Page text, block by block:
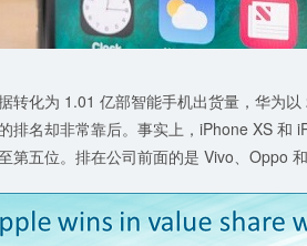
转化为 1.01 亿部智能手机出货量，华为
排名却非常靠后。事实上，iPhone XS 和
第五位。排在公司前面的是 Vivo、Oppo